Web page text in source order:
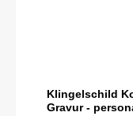
Klingelschild
Gravur -